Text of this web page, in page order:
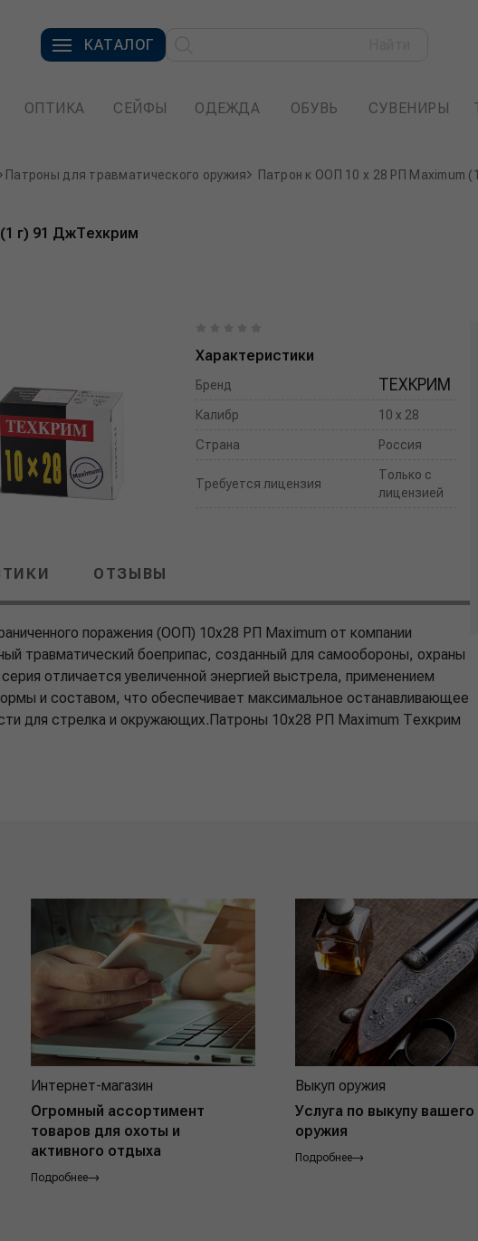
КАТАЛОГ
ОПТИКА СЕЙФЫ ОДЕЖДА ОБУВЬ СУВЕНИРЫ
Патроны для травматического оружия Патрон к ООП 10 x 28 РП Maximum
г) 91 ДжТехкрим
Характеристики
Бренд ТЕХКРИМ
Калибр 10 x 28
Страна Россия
Требуется лицензия
Только с
лицензией
ОТЗЫВЫ
поражения (ООП) 10x28 РП Maximum от компании
травматический боеприпас, созданный для самообороны, охраны
отличается увеличенной энергией выстрела, применением
и составом, что обеспечивает максимальное останавливающее
для стрелка и окружающих.Патроны 10x28 РП Maximum Техкрим
Интернет-магазин
Огромный ассортимент
товаров для охоты и
активного отдыха
Подробнее
Выкуп оружия
Услуга по выкупу вашего
оружия
Подробнее